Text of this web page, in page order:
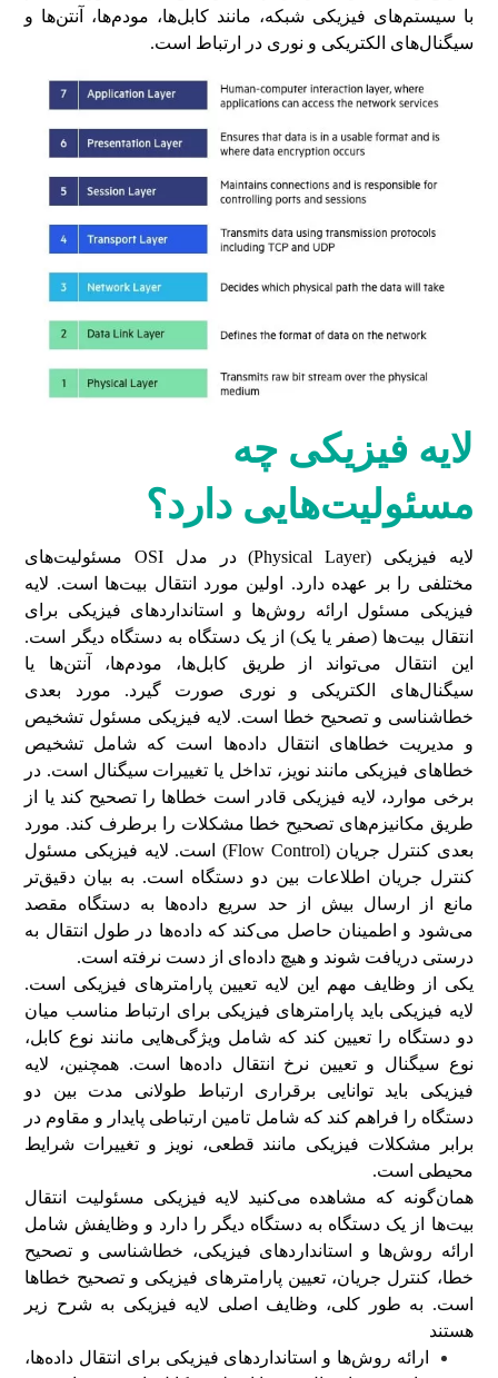
با سیستم‌های فیزیکی شبکه، مانند کابل‌ها، مودم‌ها، آنتن‌ها و
سیگنال‌های الکتریکی و نوری در ارتباط است.
لایه فیزیکی چه
مسئولیتهایی دارد؟
لایه فیزیکی (Physical Layer) در مدل OSI مسئولیت‌های
مختلفی را بر عهده دارد. اولین مورد انتقال بیت‌ها است. لایه
فیزیکی مسئول ارائه روش‌ها و استانداردهای فیزیکی برای
انتقال بیت‌ها (صفر یا یک) از یک دستگاه به دستگاه دیگر است.
این انتقال می‌تواند از طریق کابل‌ها، مودم‌ها، آنتن‌ها یا
سیگنال‌های الکتریکی و نوری صورت گیرد. مورد بعدی
خطاشناسی و تصحیح خطا است. لایه فیزیکی مسئول تشخیص
و مدیریت خطاهای انتقال داده‌ها است که شامل تشخیص
خطاهای فیزیکی مانند نویز، تداخل یا تغییرات سیگنال است. در
برخی موارد، لایه فیزیکی قادر است خطاها را تصحیح کند یا از
طریق مکانیزم‌های تصحیح خطا مشکلات را برطرف کند. مورد
بعدی کنترل جریان (Flow Control) است. لایه فیزیکی مسئول
کنترل جریان اطلاعات بین دو دستگاه است. به بیان دقیق‌تر
مانع از ارسال بیش از حد سریع داده‌ها به دستگاه مقصد
می‌شود و اطمینان حاصل می‌کند که داده‌ها در طول انتقال به
درستی دریافت شوند و هیچ داده‌ای از دست نرفته است.
یکی از وظایف مهم این لایه تعیین پارامترهای فیزیکی است.
لایه فیزیکی باید پارامترهای فیزیکی برای ارتباط مناسب میان
دو دستگاه را تعیین کند که شامل ویژگی‌هایی مانند نوع کابل،
نوع سیگنال و تعیین نرخ انتقال داده‌ها است. همچنین، لایه
فیزیکی باید توانایی برقراری ارتباط طولانی مدت بین دو
دستگاه را فراهم کند که شامل تامین ارتباطی پایدار و مقاوم در
برابر مشکلات فیزیکی مانند قطعی، نویز و تغییرات شرایط
محیطی است.
همان‌گونه که مشاهده می‌کنید لایه فیزیکی مسئولیت انتقال
بیت‌ها از یک دستگاه به دستگاه دیگر را دارد و وظایفش شامل
ارائه روش‌ها و استانداردهای فیزیکی، خطاشناسی و تصحیح
خطا، کنترل جریان، تعیین پارامترهای فیزیکی و تصحیح خطاها
است. به طور کلی، وظایف اصلی لایه فیزیکی به شرح زیر
هستند
ارائه روش‌ها و استانداردهای فیزیکی برای انتقال داده‌ها،